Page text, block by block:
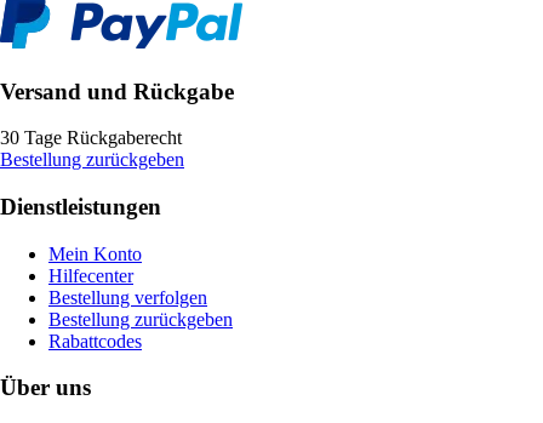
Versand und Rückgabe
30 Tage Rückgaberecht
Bestellung zurückgeben
Dienstleistungen
Mein Konto
Hilfecenter
Bestellung verfolgen
Bestellung zurückgeben
Rabattcodes
Über uns